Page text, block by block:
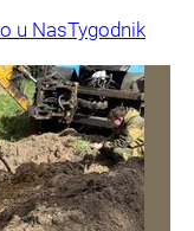
u NasTygodnik